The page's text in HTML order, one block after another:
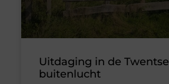
Uitdaging in de Twentse
buitenlucht